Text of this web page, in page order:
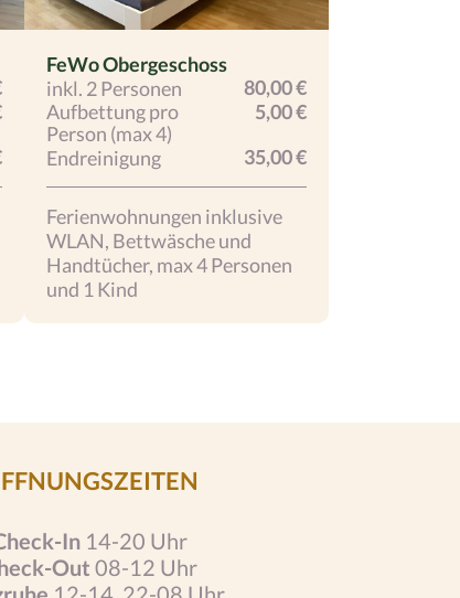
FeWo Obergeschoss
inkl. 2 Personen
80,00 €
Aufbettung pro
Person (max 4)
5,00 €
Endreinigung
35,00 €
Ferienwohnungen inklusive
WLAN, Bettwäsche und
Handtücher, max 4 Personen
und 1 Kind
In14-20 Uhr
Out 08-12 Uhr